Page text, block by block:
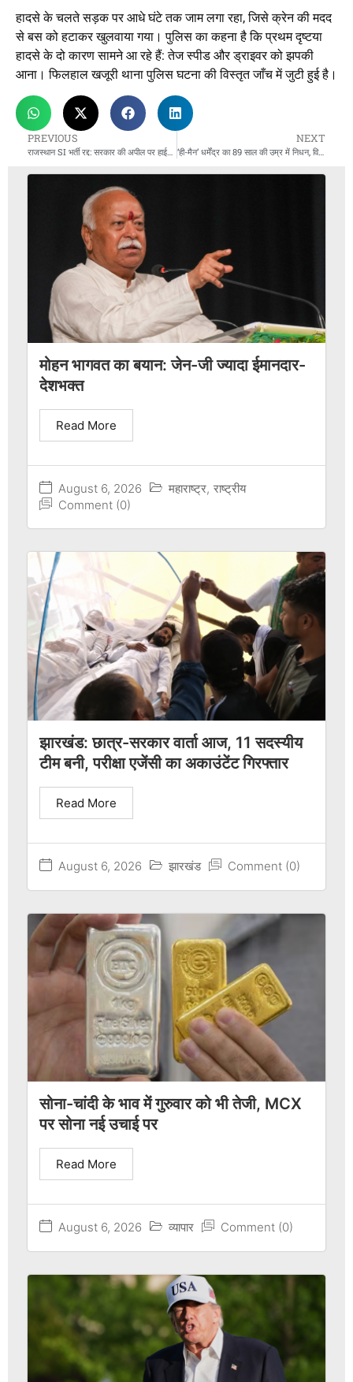
हादसे के चलते सड़क पर आधे घंटे तक जाम लगा रहा, जिसे क्रेन की मदद
से बस को हटाकर खुलवाया गया। पुलिस का कहना है कि प्रथम दृष्टया
हादसे के दो कारण सामने आ रहे हैं: तेज स्पीड और ड्राइवर को झपकी
आना। फिलहाल खजूरी थाना पुलिस घटना की विस्तृत जाँच में जुटी हुई है।
PREVIOUS
राजस्थान SI भर्ती रद्द: सरकार की अपील पर हाईकोर्ट का नोटिस
NEXT
‘ही-मैन’ धर्मेंद्र का 89 साल की उम्र में निधन, विले पार्ले श्मशान घाट पर अंतिम संस्कार जारी
मोहन भागवत का बयान: जेन-जी ज्यादा ईमानदार-
देशभक्त
August 6, 2026 महाराष्ट्र, राष्ट्रीय
Comment (0)
Read More
झारखंड: छात्र-सरकार वार्ता आज, 11 सदस्यीय
टीम बनी, परीक्षा एजेंसी का अकाउंटेंट गिरफ्तार
August 6, 2026 झारखंड Comment (0)
Read More
सोना-चांदी के भाव में गुरुवार को भी तेजी, MCX
पर सोना नई उचाई पर
August 6, 2026 व्यापार Comment (0)
Read More